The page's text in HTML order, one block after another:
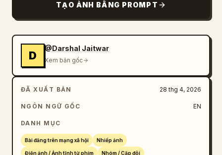
thực, giàu cảm xúc, thân mật, phong cách ống
kính 50mm, siêu chi tiết, ánh sáng tự nhiên,
TẠO ẢNH BẰNG PROMPT
D
@Darshal Jaitwar
Xem bản gốc
ĐÃ XUẤT BẢN 28 thg 4, 2026
NGÔN NGỮ GỐC EN
DANH MỤC
Bài đăng trên mạng xã hội Nhiếp ảnh
Điện ảnh / Ảnh tĩnh từ phim Nhóm / Cặp đôi